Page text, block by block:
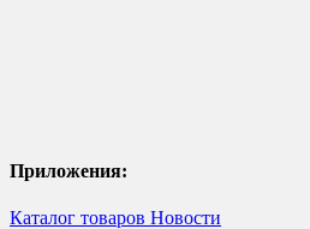
Приложения:
Каталог товаров Новости